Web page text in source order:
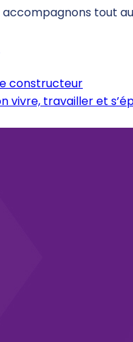
tout
constructeur
vivre, travailler et